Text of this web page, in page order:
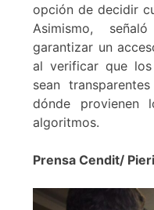
opción de decidir
Asimismo,
garantizar un
al verificar que
sean
dónde provienen
algoritmos.
Prensa Cendit/